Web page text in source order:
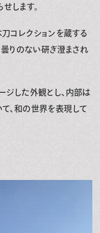
します。
コレクションを蔵する
曇りのない研ぎ澄まされ
ジした外観とし、内部は
、和の世界を表現して